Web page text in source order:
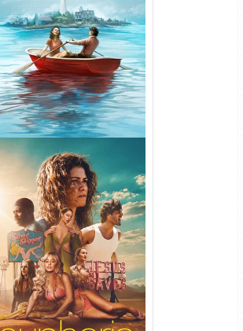
O Segredo de Widow’s Bay
Temporada Torrent (2026)
DL 1080p Dual Áudio
Euphoria 3ª Temporada
(2026) WEB-DL 1080p
Dual Áudio